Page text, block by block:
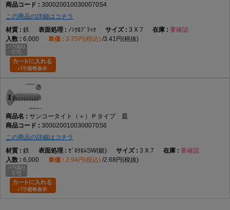
3000200100300070S4
この商品の詳細はコチラ
鉄
ﾉﾝｸﾛﾌﾞﾗｯｸ 3 X 7
要確認
6,000
3.75円(税込) 3.41円(税抜)
サンコータイト（＋）Ｐタイプ 皿
3000200100300070S6
この商品の詳細はコチラ
鉄
ｾﾞﾛｸﾛﾑSW(銀) 3 X 7
要確認
6,000
2.94円(税込) 2.68円(税抜)